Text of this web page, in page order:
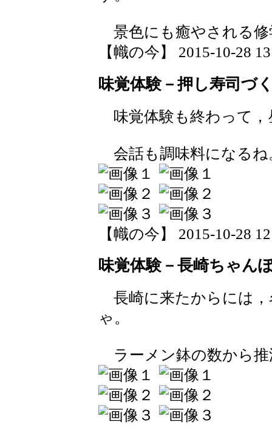
景色にも癒やされる修
【幟の今】 2015-10-28
味覚体験－押し寿司づ
味覚体験も終わって，
会話も調味料になるね
【幟の今】 2015-10-28
味覚体験－長崎ちゃん
長崎に来たからには，
ゃ。
ラーメン鉢の数から推